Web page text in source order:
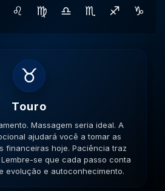
♌ ♍ ♎ ♏ ♐ ♑
♊
Gemeos
Caminhe, corra, pedale. A
ponto forte; use-a para resolver
A versatilidade ajudará no
que cada passo conta na sua
e autoconhecimento.